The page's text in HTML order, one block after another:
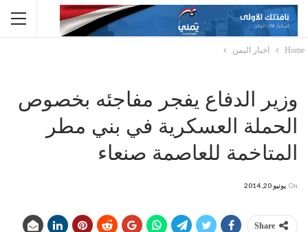
Home اخبار اليمن
وزير الدفاع يفجر مفاجئه بخصوص
الحملة العسكرية في بني مطر
المتاخمة للعاصمة صنعاء
On يونيو 20, 2014
Share